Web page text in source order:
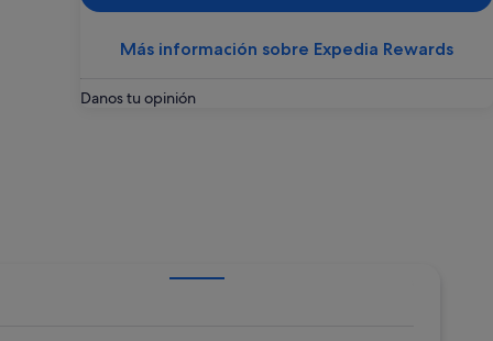
Más información sobre Expedia Rewards
Danos tu opinión